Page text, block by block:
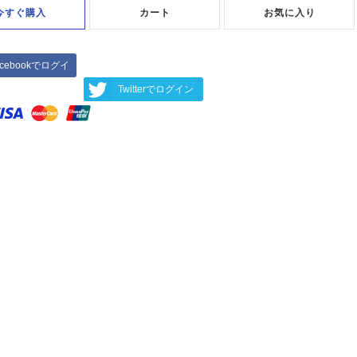
すぐ購入 カート お気に入り
でログイ
Twitterでログイン